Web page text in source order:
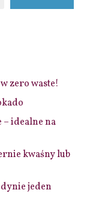
zero waste!
idealne na
kwaśny lub
jeden